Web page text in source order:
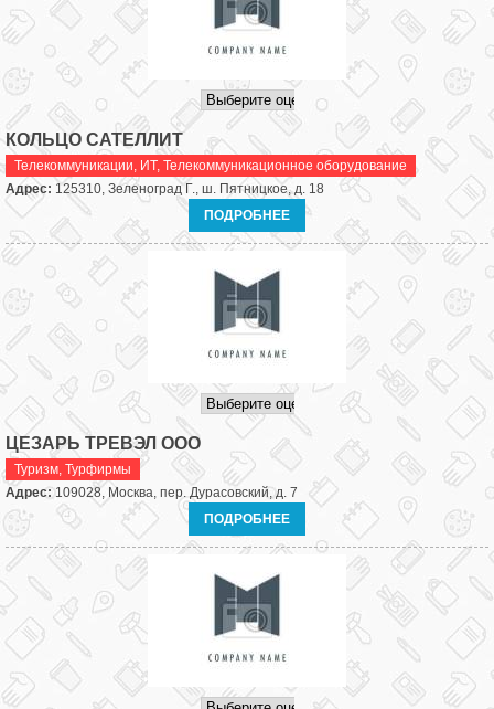
КОЛЬЦО САТЕЛЛИТ
Телекоммуникации, ИТ, Телекоммуникационное оборудование
Адрес: 125310, Зеленоград Г., ш. Пятницкое, д. 18
ПОДРОБНЕЕ
ЦЕЗАРЬ ТРЕВЭЛ ООО
Туризм, Турфирмы
Адрес: 109028, Москва, пер. Дурасовский, д. 7
ПОДРОБНЕЕ